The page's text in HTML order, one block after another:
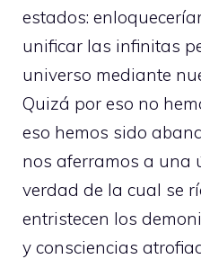
estados:
unificar las infinitas
universo mediante
Quizá por eso no
eso hemos sido
nos aferramos a una
verdad de la cual se
entristecen los
y consciencias